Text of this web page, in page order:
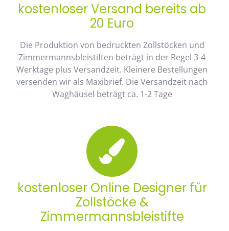
kostenloser Versand bereits ab
20 Euro
Die Produktion von bedruckten Zollstöcken und
Zimmermannsbleistiften beträgt in der Regel 3-4
Werktage plus Versandzeit. Kleinere Bestellungen
versenden wir als Maxibrief. Die Versandzeit nach
Waghäusel beträgt ca. 1-2 Tage
kostenloser Online Designer für
Zollstöcke &
Zimmermannsbleistifte